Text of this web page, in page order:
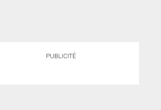
PUBLICITÉ